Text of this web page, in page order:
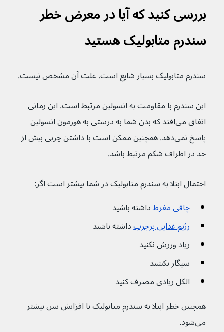
بررسی کنید که آیا در معرض خطر
سندرم متابولیک هستید
سندرم متابولیک بسیار شایع است. علت آن مشخص نیست.
این سندرم با مقاومت به انسولین مرتبط است. این زمانی
اتفاق می‌افتد که بدن شما به درستی به هورمون انسولین
پاسخ نمی‌دهد. همچنین ممکن است با داشتن چربی بیش از
حد در اطراف شکم مرتبط باشد.
احتمال ابتلا به سندرم متابولیک در شما بیشتر است اگر:
چاقی مفرط داشته باشید
رژیم غذایی پرچرب داشته باشید
زیاد ورزش نکنید
سیگار بکشید
الکل زیادی مصرف کنید
همچنین خطر ابتلا به سندرم متابولیک با افزایش سن بیشتر
می‌شود.